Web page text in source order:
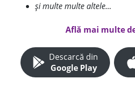
și multe multe altele...
Află mai multe
Descarcă din
Google Play